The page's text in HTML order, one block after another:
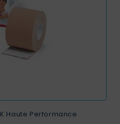
Haute Performance